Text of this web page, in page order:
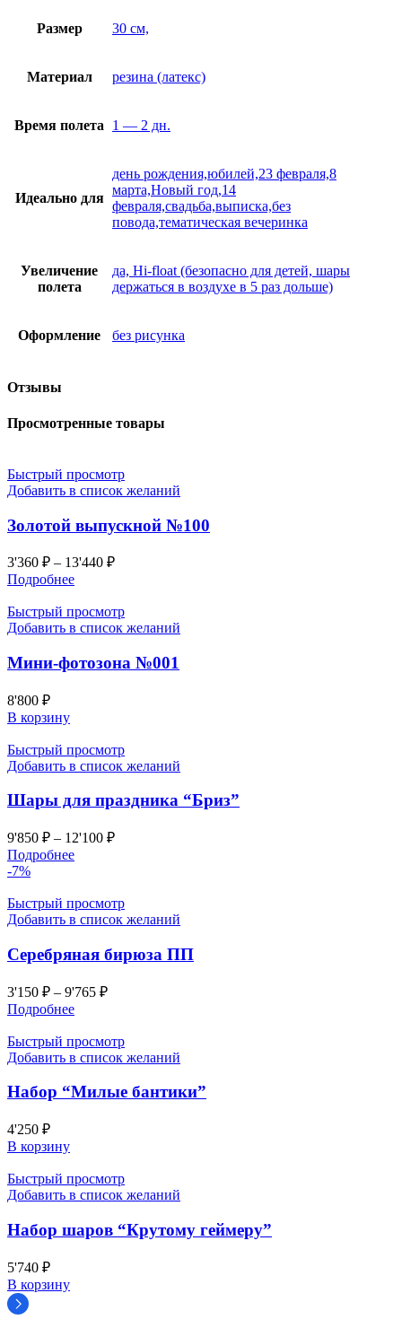
Размер 30 см,
Материал резина (латекс)
Время полета 1 — 2 дн.
Идеально для
день рождения,юбилей,23 февраля,8
марта,Новый год,14
февраля,свадьба,выписка,без
повода,тематическая вечеринка
Увеличение
полета
да, Hi-float (безопасно для детей, шары
держаться в воздухе в 5 раз дольше)
Оформление без рисунка
Отзывы
Просмотренные товары
Быстрый просмотр
Добавить в список желаний
Золотой выпускной №100
3'360 ₽ – 13'440 ₽
Подробнее
Быстрый просмотр
Добавить в список желаний
Мини-фотозона №001
8'800 ₽
В корзину
Быстрый просмотр
Добавить в список желаний
Шары для праздника “Бриз”
9'850 ₽ – 12'100 ₽
Подробнее
-7%
Быстрый просмотр
Добавить в список желаний
Серебряная бирюза ПП
3'150 ₽ – 9'765 ₽
Подробнее
Быстрый просмотр
Добавить в список желаний
Набор “Милые бантики”
4'250 ₽
В корзину
Быстрый просмотр
Добавить в список желаний
Набор шаров “Крутому геймеру”
5'740 ₽
В корзину